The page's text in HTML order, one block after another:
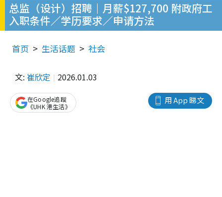
总监（设计）招聘｜月薪$127,700 附政府工
入职条件／学历要求／申请方法
首页 生活话题 社会
文: 崔欣定 2026.01.03
用 App 睇文
在Google追蹤
《UHK 港生活》